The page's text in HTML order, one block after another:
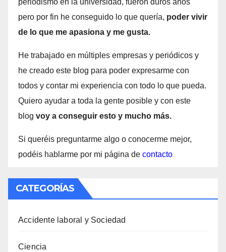
periodismo en la universidad, fueron duros años
pero por fin he conseguido lo que quería, poder vivir
de lo que me apasiona y me gusta.
He trabajado en múltiples empresas y periódicos y
he creado este blog para poder expresarme con
todos y contar mi experiencia con todo lo que pueda.
Quiero ayudar a toda la gente posible y con este
blog voy a conseguir esto y mucho más.
Si queréis preguntarme algo o conocerme mejor,
podéis hablarme por mi página de contacto
CATEGORÍAS
Accidente laboral y Sociedad
Ciencia